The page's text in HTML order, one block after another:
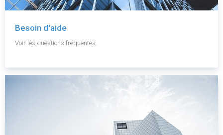
Besoin d'aide
Voir les questions fréquentes.